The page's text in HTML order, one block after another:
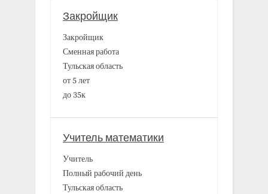
Закройщик
Закройщик
Сменная работа
Тульская область
от 5 лет
до 35к
Учитель математики
Учитель
Полный рабочий день
Тульская область